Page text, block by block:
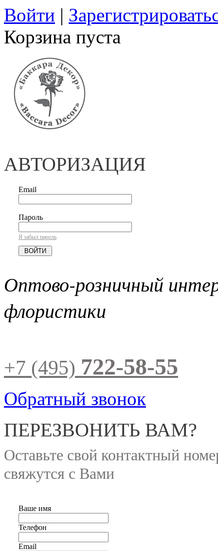
Войти |
Корзина пуста
АВТОРИЗАЦИЯ
Email
Пароль
Я забыл пароль
Оптово-розничный
флористики
+7 (495) 722-58-55
Обратный звонок
ПЕРЕЗВОНИТЬ ВАМ?
Оставьте свой контактный
свяжутся с Вами
Ваше имя
Телефон
Email